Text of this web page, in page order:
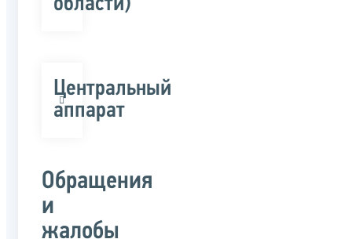
области)
Центральный
аппарат
Обращения
и
жалобы